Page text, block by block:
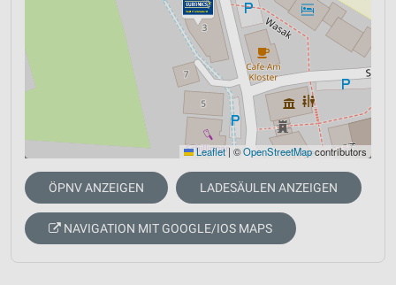
Leaflet| ©OpenStreetMapcontributors
ÖPNV ANZEIGEN LADESÄULEN ANZEIGEN
NAVIGATION MIT GOOGLE/IOS MAPS